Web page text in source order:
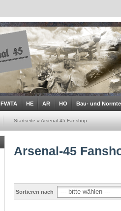
FW/TA HE AR HO Bau- und
Startseite » Arsenal-45 Fanshop
Arsenal-45
Sortieren nach